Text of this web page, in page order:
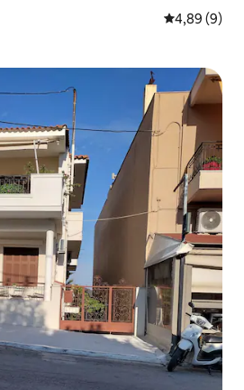
4,89 av 5 i
4,89 (9)